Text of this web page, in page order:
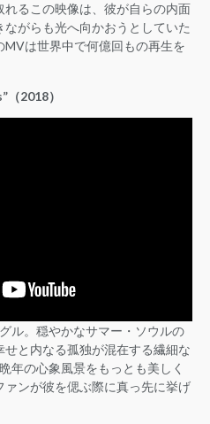
るこの映像は、彼が自らの内面
がらも光へ向かおうとしていた
は世界中で何億回もの再生を
2018）
ル。穏やかなサマー・ソウルの
と内なる孤独が混在する繊細な
年の心象風景をもっとも美しく
ンが彼を偲ぶ際に真っ先に挙げ